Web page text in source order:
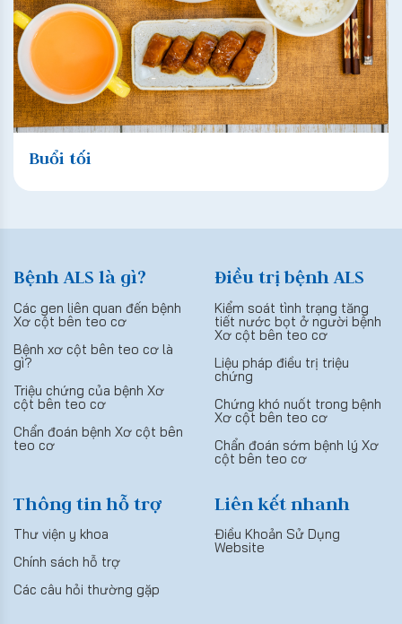
Buổi tối
Bệnh ALS là gì?
Các gen liên quan đến bệnh
Xơ cột bên teo cơ
Bệnh xơ cột bên teo cơ là
gì?
Triệu chứng của bệnh Xơ
cột bên teo cơ
Chẩn đoán bệnh Xơ cột bên
teo cơ
Điều trị bệnh ALS
Kiểm soát tình trạng tăng
tiết nước bọt ở người bệnh
Xơ cột bên teo cơ
Liệu pháp điều trị triệu
chứng
Chứng khó nuốt trong bệnh
Xơ cột bên teo cơ
Chẩn đoán sớm bệnh lý Xơ
cột bên teo cơ
Thông tin hỗ trợ
Thư viện y khoa
Chính sách hỗ trợ
Các câu hỏi thường gặp
Liên kết nhanh
Điều Khoản Sử Dụng
Website